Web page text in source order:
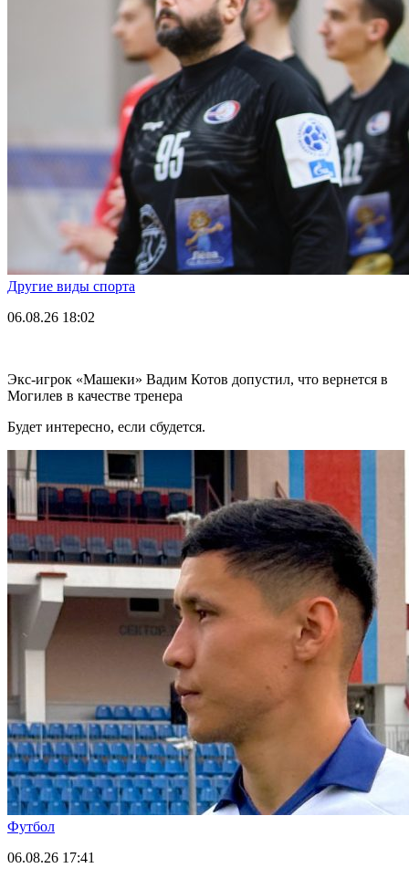
Другие виды спорта
06.08.26 18:02
Экс-игрок «Машеки» Вадим Котов допустил, что вернется в
Могилев в качестве тренера
Будет интересно, если сбудется.
Футбол
06.08.26 17:41